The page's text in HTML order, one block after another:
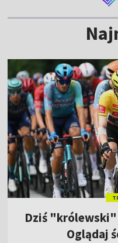
Dziś "królewski"
Oglądaj